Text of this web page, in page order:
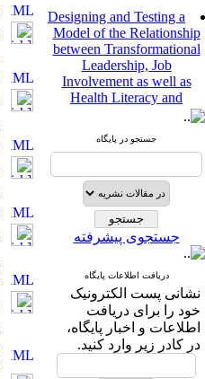
Designing and Testing a
Model of the Relationship
between Transformational
Leadership, Job
Involvement as well as
Health Literacy and
Quality of Work Life:
Perceived Organizational
Support between
Leadership and Quality of
Work Life
Raziyeh Abedini
Velamdehy، Nasrin Arshadi
، Kioumars Beshlideh
The Effect of Inclusive
Leadership on Change-
Oriented Organizational
Citizenship Behavior and
Benevolent Rule-Breaking:
The Mediating Role of
جستجو در پایگاه
جستجوی پیشرفته
دریافت اطلاعات پایگاه
نشانی پست الکترونیک
خود را برای دریافت
اطلاعات و اخبار پایگاه،
در کادر زیر وارد کنید.